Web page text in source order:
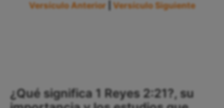
Versículo Anterior Versículo Siguiente
¿Qué significa 1 Reyes 2:21?, su